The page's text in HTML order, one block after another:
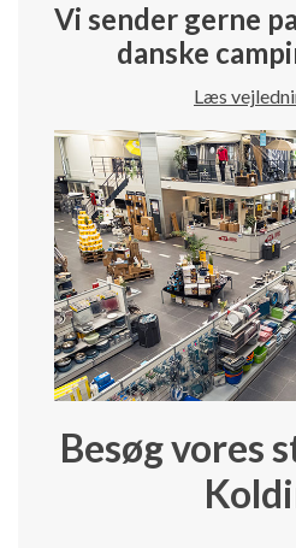
Vi sender gerne
danske
Læs
Besøg vores